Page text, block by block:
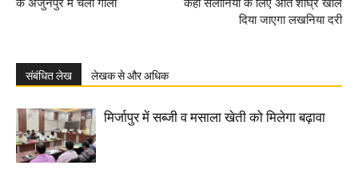
दिया जाएगा लखनिया दरी
संबंधित लेख लेखक से और अधिक
मिर्जापुर में सब्जी व मसाला खेती को मिलेगा बढ़ावा